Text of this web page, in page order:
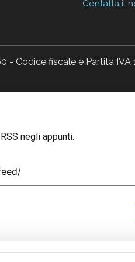
Contatta il
- Codice fiscale e Partita
negli appunti.